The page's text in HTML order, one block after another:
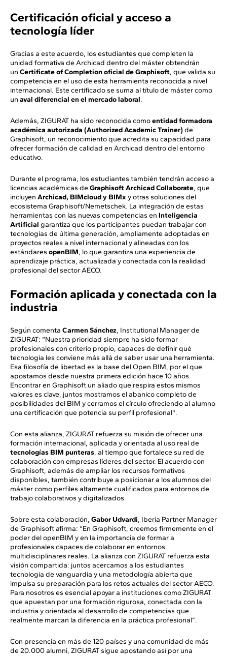
Certificación oficial y acceso a
tecnología líder
Gracias a este acuerdo, los estudiantes que completen la
unidad formativa de Archicad dentro del máster obtendrán
un Certificate of Completion oficial de Graphisoft, que valida su
competencia en el uso de esta herramienta reconocida a nivel
internacional. Este certificado se suma al título de máster como
un aval diferencial en el mercado laboral.
Además, ZIGURAT ha sido reconocida comoentidad formadora
académica autorizada (Authorized Academic Trainer)de
Graphisoft, un reconocimiento que acredita su capacidad para
ofrecer formación de calidad en Archicad dentro del entorno
educativo.
Durante el programa, los estudiantes también tendrán acceso a
licencias académicas de Graphisoft Archicad Collaborate, que
incluyen Archicad, BIMcloud y BIMx y otras soluciones del
ecosistema Graphisoft/Nemetschek. La integración de estas
herramientas con las nuevas competencias en Inteligencia
Artificial garantiza que los participantes puedan trabajar con
tecnologías de última generación, ampliamente adoptadas en
proyectos reales a nivel internacional y alineadas con los
estándares openBIM, lo que garantiza una experiencia de
aprendizaje práctica, actualizada y conectada con la realidad
profesional del sector AECO.
Formación aplicada y conectada con la
industria
Según comenta Carmen Sánchez, Institutional Manager de
ZIGURAT: “Nuestra prioridad siempre ha sido formar
profesionales con criterio propio, capaces de definir qué
tecnología les conviene más allá de saber usar una herramienta.
Esa filosofía de libertad es la base del Open BIM, por el que
apostamos desde nuestra primera edición hace 10 años.
Encontrar en Graphisoft un aliado que respira estos mismos
valores es clave, juntos mostramos el abanico completo de
posibilidades del BIM y cerramos el círculo ofreciendo al alumno
una certificación que potencia su perfil profesional".
Con esta alianza, ZIGURAT refuerza su misión de ofrecer una
formación internacional, aplicada y orientada al uso real de
tecnologías BIM punteras, al tiempo que fortalece su red de
colaboración con empresas líderes del sector. El acuerdo con
Graphisoft, además de ampliar los recursos formativos
disponibles, también contribuye a posicionar a los alumnos del
máster como perfiles altamente cualificados para entornos de
trabajo colaborativos y digitalizados.
Sobre esta colaboración, Gabor Udvardi, Iberia Partner Manager
de Graphisoft afirma: “En Graphisoft, creemos firmemente en el
poder del openBIM y en la importancia de formar a
profesionales capaces de colaborar en entornos
multidisciplinares reales. La alianza con ZIGURAT refuerza esta
visión compartida: juntos acercamos a los estudiantes
tecnología de vanguardia y una metodología abierta que
impulsa su preparación para los retos actuales del sector AECO.
Para nosotros es esencial apoyar a instituciones como ZIGURAT
que apuestan por una formación rigurosa, conectada con la
industria y orientada al desarrollo de competencias que
realmente marcan la diferencia en la práctica profesional”.
Con presencia en más de 120 países y una comunidad de más
de 20.000 alumni, ZIGURAT sigue apostando así por una